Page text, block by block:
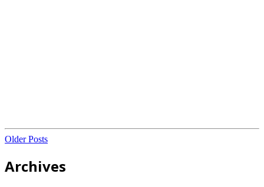
Older Posts
Archives